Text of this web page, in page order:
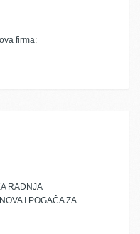
firma:
RADNJA
I POGAČA ZA